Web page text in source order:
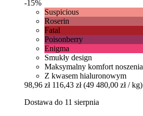
-15%
Suspicious
Roserin
Fatal
Poisonberry
Enigma
Smukły design
Maksymalny komfort noszenia
Z kwasem hialuronowym
98,96 zł 116,43 zł (49 480,00 zł / kg)
Dostawa do 11 sierpnia